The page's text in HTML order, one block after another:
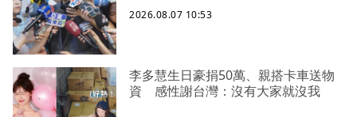
2026.08.07 10:53
李多慧生日豪捐50萬、親搭卡車送物
資 感性謝台灣：沒有大家就沒我